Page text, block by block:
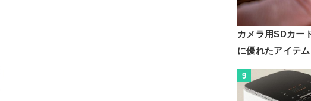
カメラ用SDカー
に優れたアイテ
9